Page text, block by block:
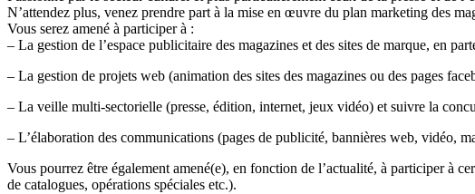
N’attendez plus, venez prendre part à la mise en œuvre du plan marketing des
Vous serez amené à participer à :
– La gestion de l’espace publicitaire des magazines et des sites de marque, en
– La gestion de projets web (animation des sites des magazines ou des pages
– La veille multi-sectorielle (presse, édition, internet, jeux vidéo) et suivre la
– L’élaboration des communications (pages de publicité, bannières web, vidéo,
Vous pourrez être également amené(e), en fonction de l’actualité, à participer à
de catalogues, opérations spéciales etc.).